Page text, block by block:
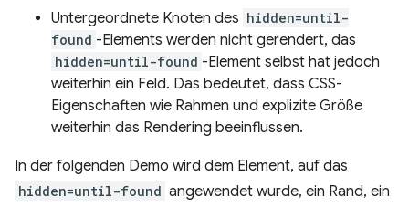
Untergeordnete Knoten des hidden=until-
found -Elements werden nicht gerendert, das
hidden=until-found -Element selbst hat jedoch
weiterhin ein Feld. Das bedeutet, dass CSS-
Eigenschaften wie Rahmen und explizite Größe
weiterhin das Rendering beeinflussen.
In der folgenden Demo wird dem Element, auf das
hidden=until-found angewendet wurde, ein Rand, ein